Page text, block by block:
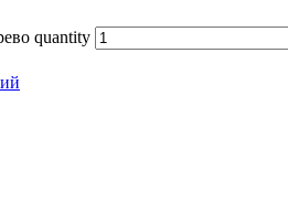
quantity